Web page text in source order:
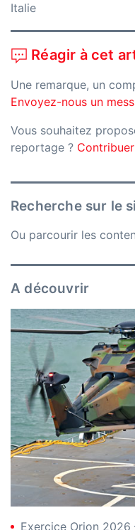
Italie
Réagir à cet
Une remarque, un
Envoyez-nous un
Vous souhaitez
reportage ?
Recherche sur le
Ou parcourir les
A découvrir
Exercice Orion 2026